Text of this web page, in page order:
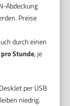
Abdeckung
Preise
durch einen
Stunde, je
per USB
niedrig.